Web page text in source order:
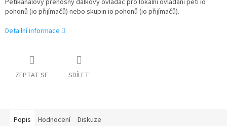
Pětikanálový přenosný dálkový ovladač pro lokální ovládání pěti io
pohonů (io přijímačů) nebo skupin io pohonů (io přijímačů).
Detailní informace
ZEPTAT SE SDÍLET
Popis Hodnocení Diskuze